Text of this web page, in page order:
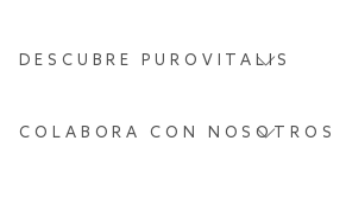
DESCUBRE PUROVITALIS
COLABORA CON NOSOTROS